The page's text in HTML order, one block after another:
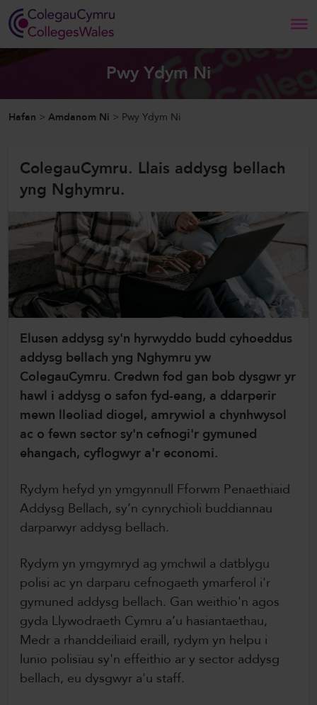
Hafan
Ein Gwaith
Newyddion a Digwyddiadau
Cysylltwch â Ni
ColegauCymru
ColegauCymru Rhyngwladol
Chwaraeon ColegauCymru
Pwy Ydym Ni
Hafan > Amdanom Ni > Pwy Ydym Ni
ColegauCymru. Llais addysg bellach
yng Nghymru.
Elusen addysg sy'n hyrwyddo budd cyhoeddus
addysg bellach yng Nghymru yw
ColegauCymru. Credwn fod gan bob dysgwr yr
hawl i addysg o safon fyd-eang, a ddarperir
mewn lleoliad diogel, amrywiol a chynhwysol
ac o fewn sector sy'n cefnogi'r gymuned
ehangach, cyflogwyr a'r economi.
Rydym hefyd yn ymgynnull Fforwm Penaethiaid
Addysg Bellach, sy’n cynrychioli buddiannau
darparwyr addysg bellach.
Rydym yn ymgymryd ag ymchwil a datblygu
polisi ac yn darparu cefnogaeth ymarferol i'r
gymuned addysg bellach. Gan weithio'n agos
gyda Llywodraeth Cymru a’u hasiantaethau,
Medr a rhanddeiliaid eraill, rydym yn helpu i
lunio polisïau sy'n effeithio ar y sector addysg
bellach, eu dysgwyr a'u staff.